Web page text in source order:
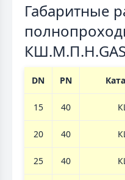
Габаритные
КШ.М.П.Н.GAS
DN PN
15 40
20 40
25 40